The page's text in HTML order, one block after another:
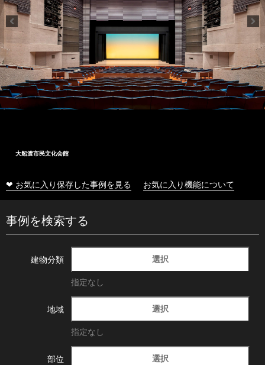
大船渡市民文化会館
❤ お気に入り保存した事例を見る お気に入り機能について
事例を検索する
建物分類 選択
指定なし
地域 選択
指定なし
部位 選択